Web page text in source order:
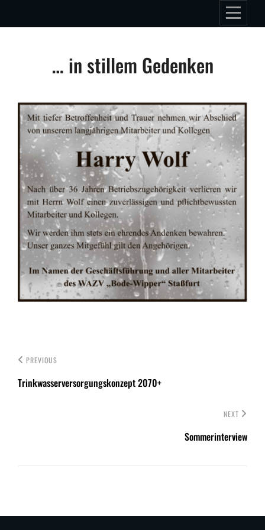
to
… in stillem Gedenken
Beitragsnavigation
PREVIOUS
Trinkwasserversorgungskonzept 2070+
NEXT
Sommerinterview